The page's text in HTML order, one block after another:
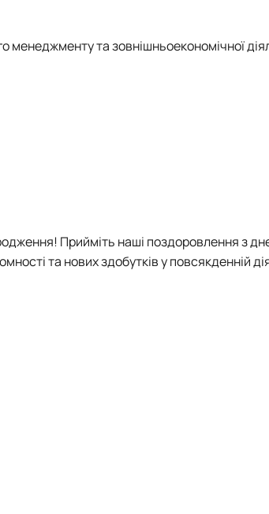
менеджменту та зовнішньоекономічної
Прийміть наші поздоровлення з
та нових здобутків у повсякденній